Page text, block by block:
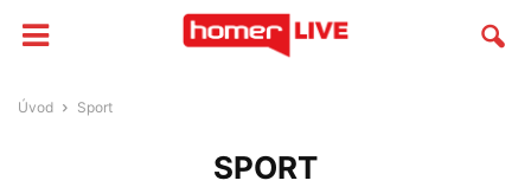
Úvod Sport
SPORT